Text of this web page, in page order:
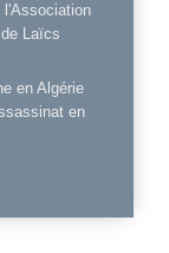
l'Association
Laïcs
en Algérie
en